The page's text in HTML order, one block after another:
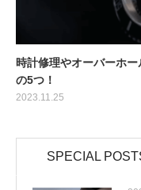
時計修理やオーバーホ
の5つ！
2023.11.25
SPECIAL